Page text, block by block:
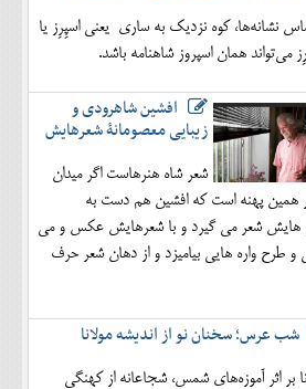
نشانه‌ها، کوه نزدیک به ساری یعنی اسپِرِز یا
می‌تواند همان اسپروز شاهنامه باشد.
افشین شاهرودی و
زیبایی معصومانۀ شعرهایش
شعر شاه هنرهاست اگر میدان
همین پهنه است که افشین هم دست به
هایش شعر می گیرد و با شعرهایش عکس و می
و طرح واره هایی بیامیزد و از دهان شعر حرف
شب عرس؛ سخنان نو از اندیشه مولانا
بر اثر آموزه‌های شمس، شجاعانه از کهنگی